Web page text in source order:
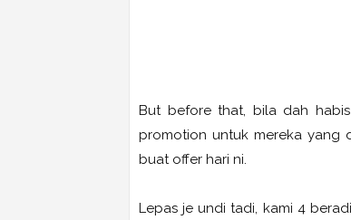
But before that, bila dah
promotion untuk mereka yang
buat offer hari ni.
Lepas je undi tadi, kami 4